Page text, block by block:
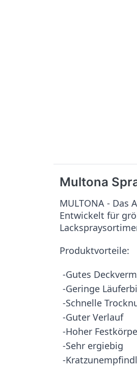
Multona
MULTONA -
Entwickelt für
Produktvorteile:
-Gutes
-Geringe
-Schnelle
-Guter Verlauf
-Hoher
-Sehr ergiebig
-